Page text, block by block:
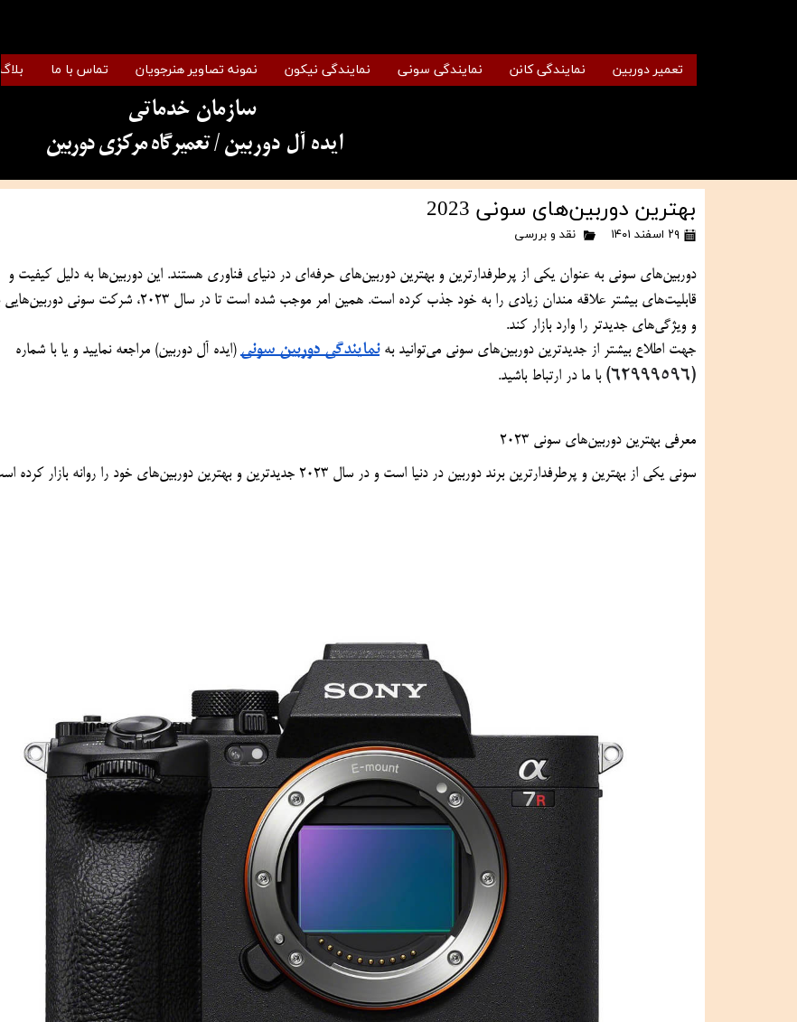
سازمان خدماتی
​​​​​​​ایده آل دوربین / تعمیرگاه مرکزی دوربین
تعمیر دوربین نمایندگی کانن نمایندگی سونی نمایندگی نیکون نمونه تصاویر هنرجویان تماس با ما بلاگ
بهترین دوربین‌های سونی 2023
۲۹ اسفند ۱۴۰۱ نقد و بررسی
و ویژگی‌های جدیدتر را وارد بازار کند.
جهت اطلاع بیشتر از جدیدترین دوربین‌های سونی می‌توانید به
نمایندگی دوربین سونی (ایده آل دوربین) مراجعه نمایید و یا با شماره
(62999596)
با ما در ارتباط باشید.
معرفی بهترین دوربین‌های سونی 2023
سونی یکی از بهترین و پرطرفدارترین برند دوربین در دنیا است و در سال 2023 جدیدترین و بهترین دوربین‌های خود را روانه بازار کرده است.